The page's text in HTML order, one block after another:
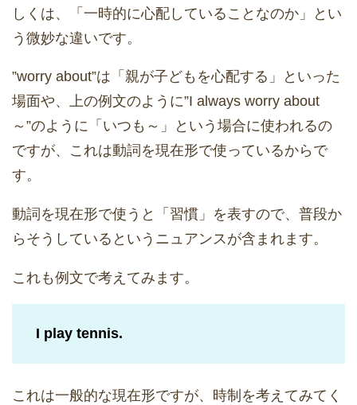
しくは、「一時的に心配していることなのか」とい
う微妙な違いです。
”worry about”は「親が子どもを心配する」といった
場面や、上の例文のように”I always worry about
～”のように「いつも～」という場合に使われるの
ですが、これは動詞を現在形で使っているからで
す。
動詞を現在形で使うと「習慣」を表すので、普段か
らそうしているというニュアンスが含まれます。
これも例文で考えてみます。
I play tennis.
これは一般的な現在形ですが、時制を考えてみてく